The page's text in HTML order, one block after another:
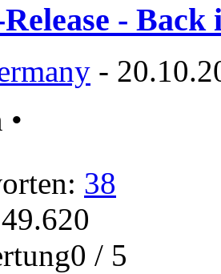
- Back
-
•
38
/ 5